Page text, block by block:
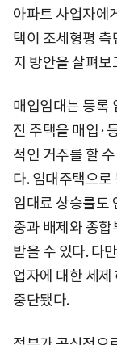
아파트 사업자에
택이 조세형평
지 방안을 살펴
매입임대는 등록
진 주택을 매입·
적인 거주를 할
다. 임대주택으
임대료 상승률도
중과 배제와 종
받을 수 있다. 다
업자에 대한 세
중단됐다.